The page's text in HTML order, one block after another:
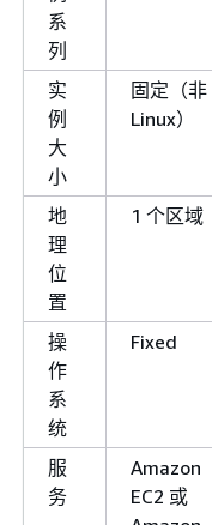
系
列
实
例
大
小
固定（非
Linux）
地
理
位
置
1 个区域
操
作
系
统
Fixed
服
务
Amazon
EC2 或